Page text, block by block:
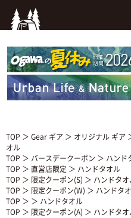
TOP ＞ Gear ギア ＞ オリジナル ギア
オル
TOP ＞ バースデークーポン ＞ ハンド
TOP ＞ 直営店限定 ＞ ハンドタオル
TOP ＞ 限定クーポン(S) ＞ ハンドタ
TOP ＞ 限定クーポン(W) ＞ ハンドタ
TOP ＞ ＞ ハンドタオル
TOP ＞ 限定クーポン(A) ＞ ハンドタ